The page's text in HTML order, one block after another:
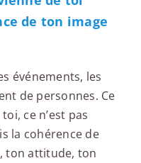
de ton image
événements, les
de personnes. Ce
ce n’est pas
la cohérence de
ton attitude, ton